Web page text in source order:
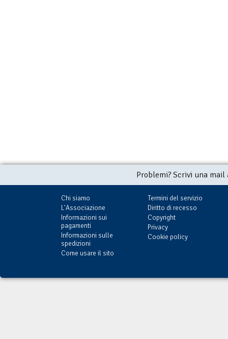
Problemi? Scrivi una
Chi siamo
L'Associazione
Informazioni sui
pagamenti
Informazioni sulle
spedizioni
Come usare il sito
Termini del servizio
Diritto di recesso
Copyright
Privacy
Cookie policy